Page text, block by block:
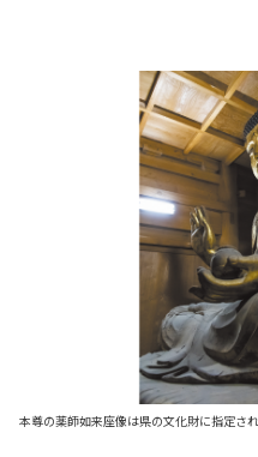
本尊の薬師如来座像は県の文化財に指定さ